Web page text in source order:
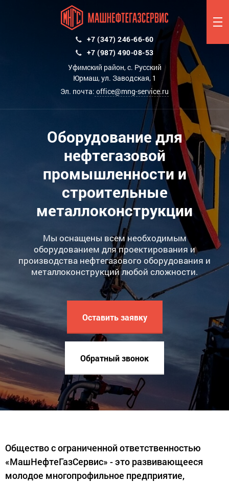
+7 (347) 246-66-60
+7 (987) 490-08-53
Уфимский район, с. Русский
Юрмаш, ул. Заводская, 1
Эл. почта: office@mng-service.ru
Оборудование для
нефтегазовой
промышленности и
строительные
металлоконструкции
Мы оснащены всем необходимым
оборудованием для проектирования и
производства нефтегазового оборудования и
металлоконструкций любой сложности.
Оставить заявку
Обратный звонок
Общество с ограниченной ответственностью
«МашНефтеГазСервис» - это развивающееся
молодое многопрофильное предприятие,